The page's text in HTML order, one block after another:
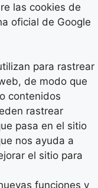
las cookies de
oficial de Google
para rastrear
de modo que
contenidos
rastrear
pasa en el sitio
nos ayuda a
el sitio para
funciones y